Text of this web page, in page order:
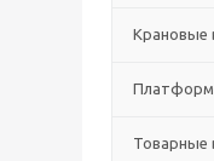
Крановые
Товарные